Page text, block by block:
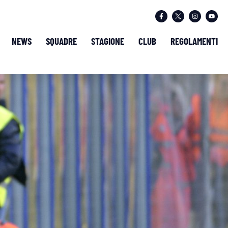
NEWS SQUADRE STAGIONE CLUB REGOLAMENTI